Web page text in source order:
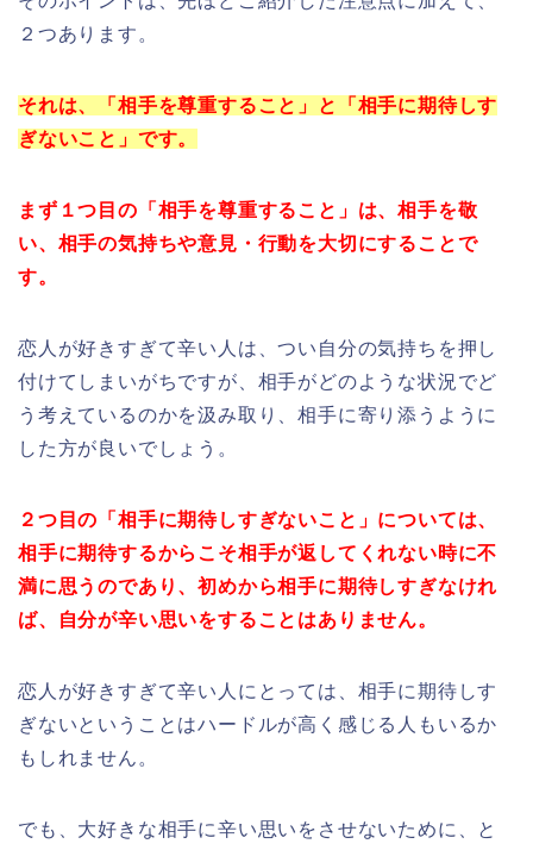
２つあります。
それは、「相手を尊重すること」と「相手に期待しす
ぎないこと」です。
まず１つ目の「相手を尊重すること」は、相手を敬
い、相手の気持ちや意見・行動を大切にすることで
す。
恋人が好きすぎて辛い人は、つい自分の気持ちを押し
付けてしまいがちですが、相手がどのような状況でど
う考えているのかを汲み取り、相手に寄り添うように
した方が良いでしょう。
２つ目の「相手に期待しすぎないこと」については、
相手に期待するからこそ相手が返してくれない時に不
満に思うのであり、初めから相手に期待しすぎなけれ
ば、自分が辛い思いをすることはありません。
恋人が好きすぎて辛い人にとっては、相手に期待しす
ぎないということはハードルが高く感じる人もいるか
もしれません。
でも、大好きな相手に辛い思いをさせないために、と